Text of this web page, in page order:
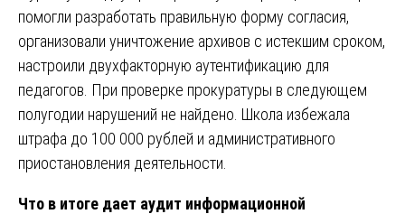
помогли разработать правильную форму согласия,
организовали уничтожение архивов с истекшим сроком,
настроили двухфакторную аутентификацию для
педагогов. При проверке прокуратуры в следующем
полугодии нарушений не найдено. Школа избежала
штрафа до 100 000 рублей и административного
приостановления деятельности.
Что в итоге дает аудит информационной